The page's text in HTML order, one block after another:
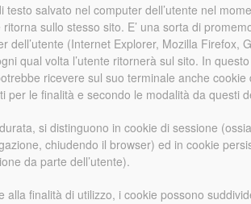
testo salvato nel computer dell’utente nel
ritorna sullo stesso sito. E’ una sorta di
dell’utente (Internet Explorer, Mozilla
qual volta l’utente ritornerà sul sito. In
ricevere sul suo terminale anche
per le finalità e secondo le modalità da questi
si distinguono in cookie di sessione
chiudendo il browser) ed in cookie
da parte dell’utente).
alla finalità di utilizzo, i cookie possono